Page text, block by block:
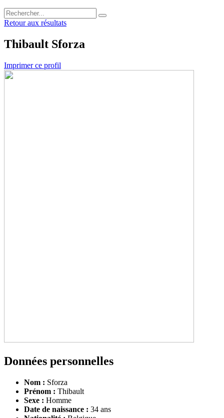
Retour aux résultats
Thibault Sforza
Imprimer ce profil
Données personnelles
Nom : Sforza
Prénom : Thibault
Sexe : Homme
Date de naissance : 34 ans